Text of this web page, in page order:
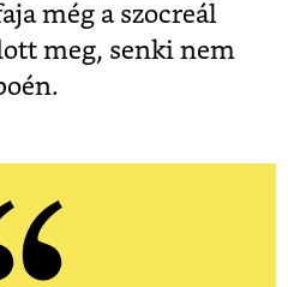
még a szocreál
meg, senki nem